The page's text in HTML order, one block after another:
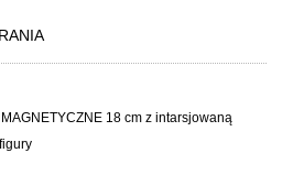
18 cm z intarsjowaną